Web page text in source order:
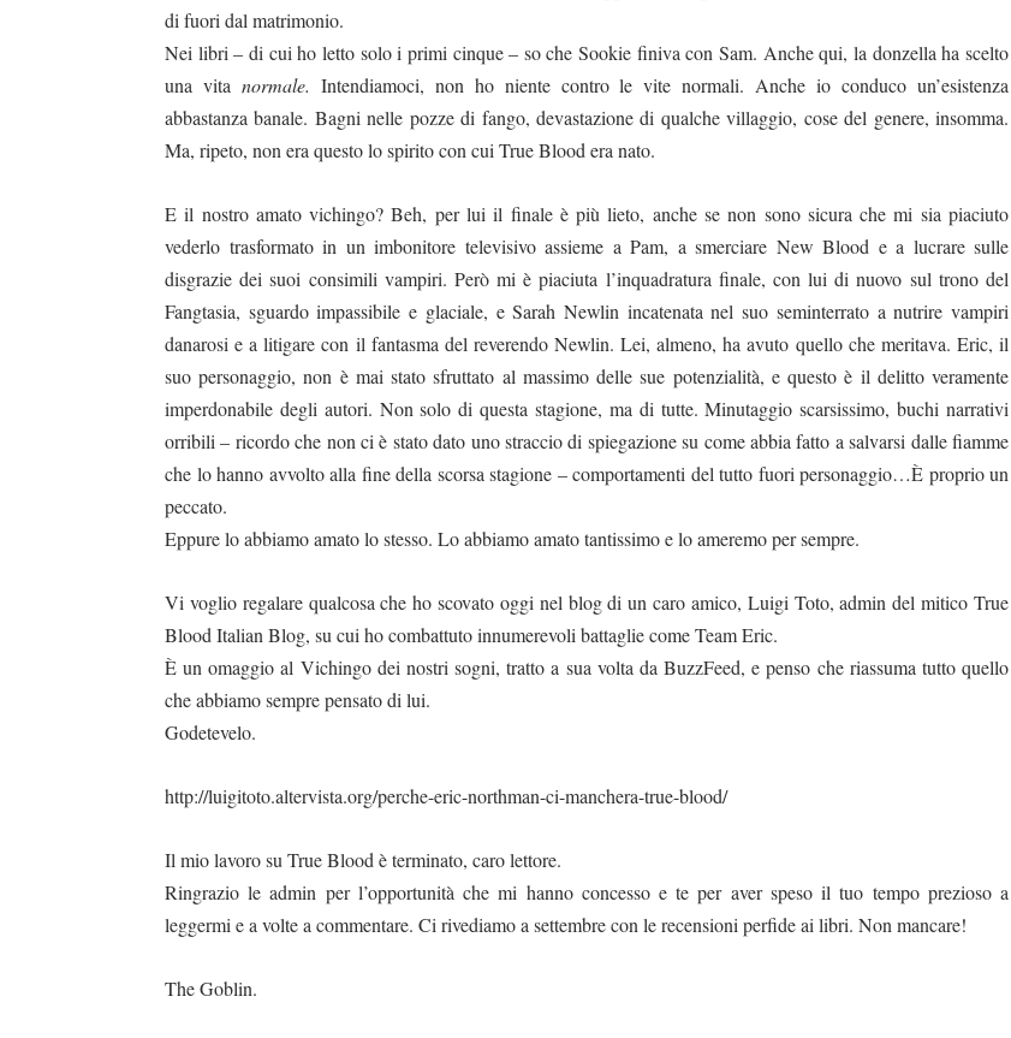
di fuori dal matrimonio.
Nei libri – di cui ho letto solo i primi cinque – so che Sookie finiva con Sam. Anche qui, la donzella ha scelto
una vita normale. Intendiamoci, non ho niente contro le vite normali. Anche io conduco un’esistenza
abbastanza banale. Bagni nelle pozze di fango, devastazione di qualche villaggio, cose del genere, insomma.
Ma, ripeto, non era questo lo spirito con cui True Blood era nato.
E il nostro amato vichingo? Beh, per lui il finale è più lieto, anche se non sono sicura che mi sia piaciuto
vederlo trasformato in un imbonitore televisivo assieme a Pam, a smerciare New Blood e a lucrare sulle
disgrazie dei suoi consimili vampiri. Però mi è piaciuta l’inquadratura finale, con lui di nuovo sul trono del
Fangtasia, sguardo impassibile e glaciale, e Sarah Newlin incatenata nel suo seminterrato a nutrire vampiri
danarosi e a litigare con il fantasma del reverendo Newlin. Lei, almeno, ha avuto quello che meritava. Eric, il
suo personaggio, non è mai stato sfruttato al massimo delle sue potenzialità, e questo è il delitto veramente
imperdonabile degli autori. Non solo di questa stagione, ma di tutte. Minutaggio scarsissimo, buchi narrativi
orribili – ricordo che non ci è stato dato uno straccio di spiegazione su come abbia fatto a salvarsi dalle fiamme
che lo hanno avvolto alla fine della scorsa stagione – comportamenti del tutto fuori personaggio…È proprio un
peccato.
Eppure lo abbiamo amato lo stesso. Lo abbiamo amato tantissimo e lo ameremo per sempre.
Vi voglio regalare qualcosa che ho scovato oggi nel blog di un caro amico, Luigi Toto, admin del mitico True
Blood Italian Blog, su cui ho combattuto innumerevoli battaglie come Team Eric.
È un omaggio al Vichingo dei nostri sogni, tratto a sua volta da BuzzFeed, e penso che riassuma tutto quello
che abbiamo sempre pensato di lui.
Godetevelo.
http://luigitoto.altervista.org/perche-eric-northman-ci-manchera-true-blood/
Il mio lavoro su True Blood è terminato, caro lettore.
Ringrazio le admin per l’opportunità che mi hanno concesso e te per aver speso il tuo tempo prezioso a
leggermi e a volte a commentare. Ci rivediamo a settembre con le recensioni perfide ai libri. Non mancare!
The Goblin.